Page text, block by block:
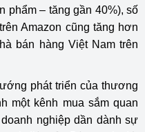
phẩm – tăng gần 40%), số
Amazon cũng tăng hơn
bán hàng Việt Nam trên
phát triển của thương
một kênh mua sắm quan
nghiệp dần dành sự